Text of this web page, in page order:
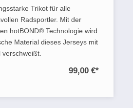
Trikot für alle
Radsportler. Mit der
hotBOND® Technologie wird
Material dieses Jerseys mit
verschweißt.
99,00 €*